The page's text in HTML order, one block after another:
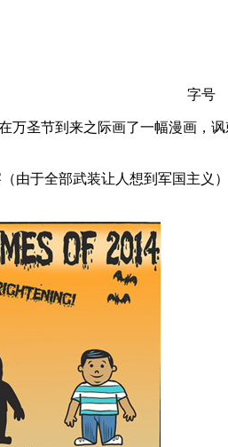
字号
万圣节到来之际画了一幅漫画，
由于全部武装让人想到军国主义